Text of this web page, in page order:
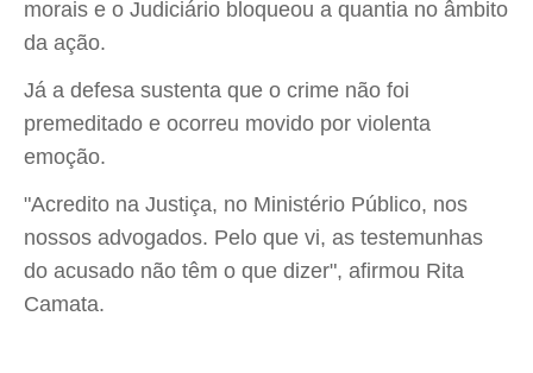
morais e o Judiciário bloqueou a quantia no âmbito
da ação.
Já a defesa sustenta que o crime não foi
premeditado e ocorreu movido por violenta
emoção.
"Acredito na Justiça, no Ministério Público, nos
nossos advogados. Pelo que vi, as testemunhas
do acusado não têm o que dizer", afirmou Rita
Camata.